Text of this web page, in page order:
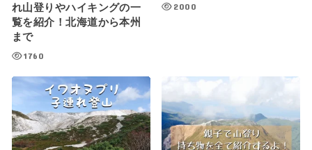
れ山登りやハイキングの一
覧を紹介！北海道から本州
まで
1760
2000